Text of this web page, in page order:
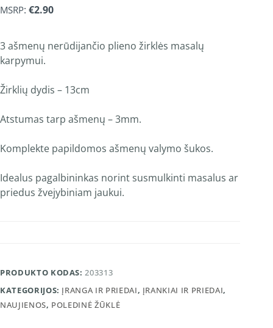
MSRP: €2.90
3 ašmenų nerūdijančio plieno žirklės masalų
karpymui.
Žirklių dydis – 13cm
Atstumas tarp ašmenų – 3mm.
Komplekte papildomos ašmenų valymo šukos.
Idealus pagalbininkas norint susmulkinti masalus ar
priedus žvejybiniam jaukui.
PRODUKTO KODAS:203313
KATEGORIJOS: ĮRANGA IR PRIEDAI, ĮRANKIAI IR PRIEDAI,
NAUJIENOS, POLEDINĖ ŽŪKLĖ